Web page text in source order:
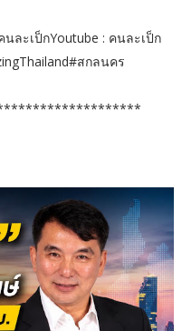
ละเป็กYoutube : คนละเป็ก
สกลนคร